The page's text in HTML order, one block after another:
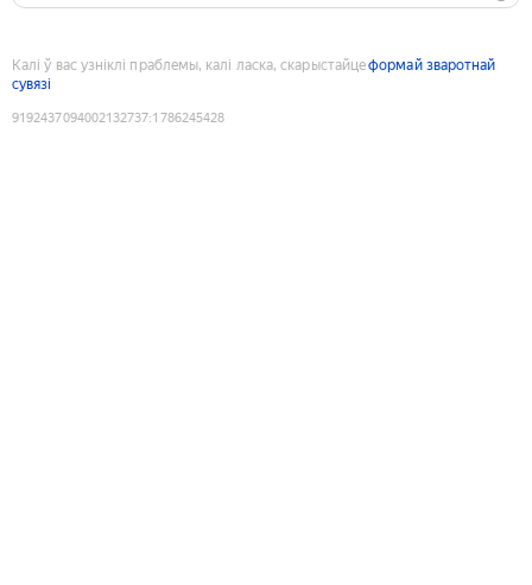
Калі ў вас узніклі праблемы, калі ласка, скарыстайцеформай зваротнай
сувязі
9192437094002132737:1786245428